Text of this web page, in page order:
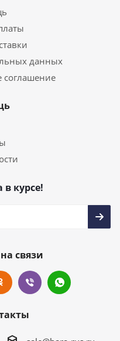
данных
соглашение
в курсе!
связи